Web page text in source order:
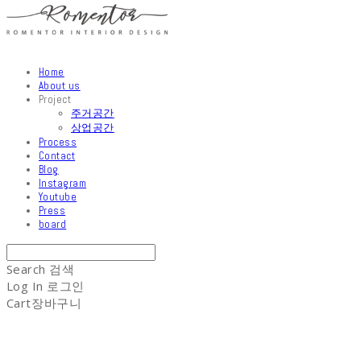
Home
About us
Project
주거공간
상업공간
Process
Contact
Blog
Instagram
Youtube
Press
board
Search 검색
Log In 로그인
Cart장바구니